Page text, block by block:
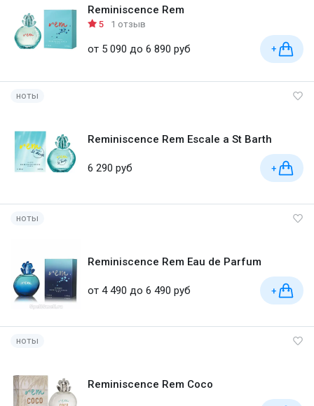
Reminiscence Rem
5 1 отзыв
от 5 090 до 6 890 руб +
ноты
Reminiscence Rem Escale a St Barth
6 290 руб +
ноты
Reminiscence Rem Eau de Parfum
от 4 490 до 6 490 руб +
ноты
Reminiscence Rem Coco